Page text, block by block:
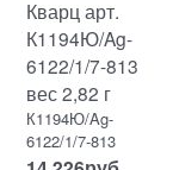
Кварц арт.
К1194Ю/Ag-
6122/1/7-813
вес 2,82 г
К1194Ю/Ag-
6122/1/7-813